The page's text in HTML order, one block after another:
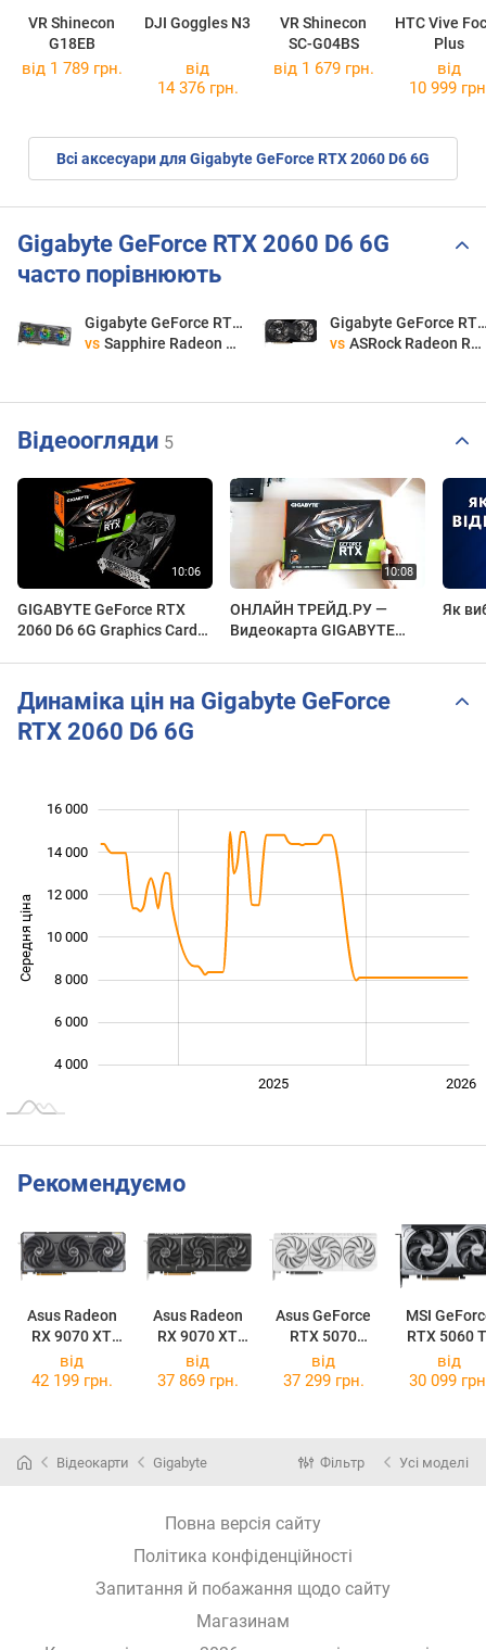
VR Shinecon
G18EB
DJI Goggles N3
VR Shinecon
SC-G04BS
HTC Vive
Plus
від 1 789 грн.
від
14 376 грн.
від 1 679 грн.
від
10 999
Всі аксесуари для Gigabyte GeForce RTX 2060 D6 6G
Gigabyte GeForce RTX 2060 D6 6G
часто порівнюють
Gigabyte GeForce RTX 2060 D6 6G
vs Sapphire Radeon RX 6800 XT SE NITRO+
Gigabyte GeForce
vs ASRock Radeon RX 6600 Challenger D 8GB
Відеоогляди 5
GIGABYTE GeForce RTX
2060 D6 6G Graphics Card
ОНЛАЙН ТРЕЙД.РУ —
Видеокарта GIGABYTE
2.0)
Як
Динаміка цін на Gigabyte GeForce
RTX 2060 D6 6G
Середня ціна 10 000
4 000
6 000
8 000
10 000
12 000
14 000
16 000
2025 2026
Рекомендуємо
Asus Radeon
RX 9070 XT
TUF Gaming
OC 16GB
Asus Radeon
RX 9070 XT
Prime OC 16GB
Asus GeForce
RTX 5070
Prime OC White
MSI
RTX 5060
16G
2X OC
від
42 199 грн.
від
37 869 грн.
від
37 299 грн.
від
30 099
Відеокарти Gigabyte Фільтр Усі моделі
Повна версія сайту
Політика конфіденційності
Запитання й побажання щодо сайту
Магазинам